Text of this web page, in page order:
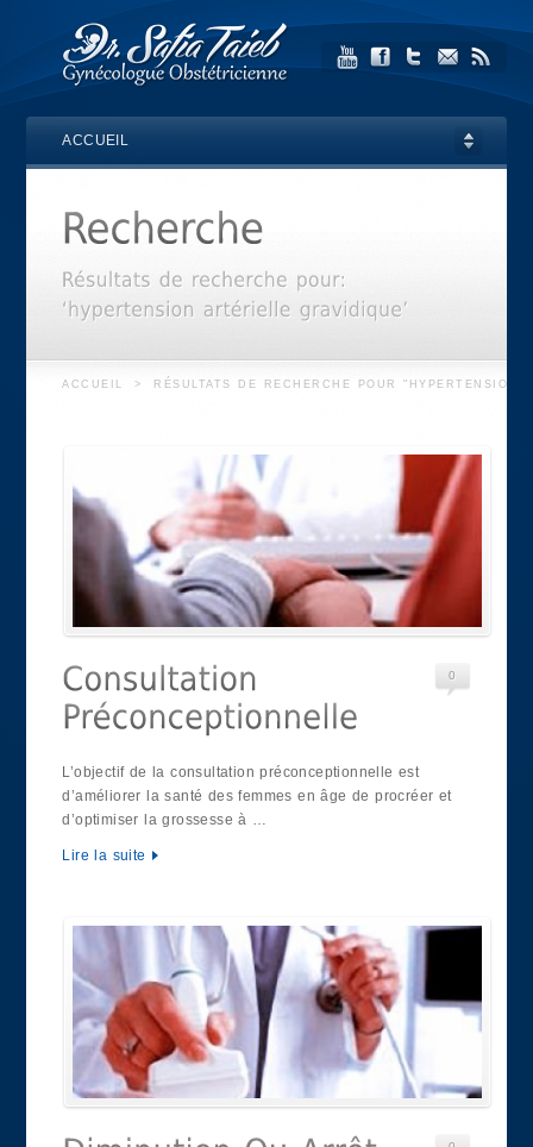
ACCUEIL
ACCUEIL > RÉSULTATS DE RECHERCHE POUR "HYPERTENSION
0
L’objectif de la consultation préconceptionnelle est
d’améliorer la santé des femmes en âge de procréer et
d’optimiser la grossesse à …
Lire la suite